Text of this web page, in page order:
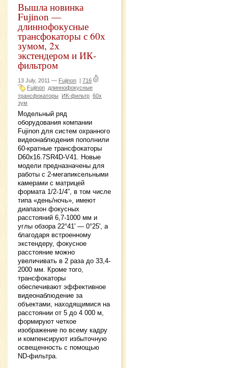
Вышла новинка
Fujinon —
длиннофокусные
трансфокаторы с 60х
зумом, 2х
экстендером и ИК-
фильтром
13 July, 2011 — Fujinon | 716
Fujinon длиннофокусные
трансфокаторы
ИК-фильтр 60х
зум
Модельный ряд
оборудования компании
Fujinon для систем охранного
видеонаблюдения пополнили
60-кратные трансфокаторы
D60x16.7SR4D-V41. Новые
модели предназначены для
работы с 2-мегапиксельными
камерами с матрицей
формата 1/2-1/4”, в том числе
типа «день/ночь», имеют
диапазон фокусных
расстояний 6,7-1000 мм и
углы обзора 22°41' — 0°25', а
благодаря встроенному
экстендеру, фокусное
расстояние можно
увеличивать в 2 раза до 33,4-
2000 мм. Кроме того,
трансфокаторы
обеспечивают эффективное
видеонаблюдение за
объектами, находящимися на
расстоянии от 5 до 4 000 м,
формируют четкое
изображение по всему кадру
и компенсируют избыточную
освещенность с помощью
ND-фильтра.